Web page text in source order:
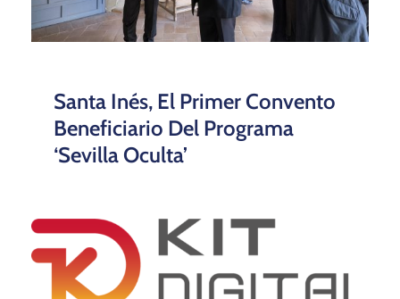
Santa Inés, El Primer Convento
Beneficiario Del Programa
‘Sevilla Oculta’